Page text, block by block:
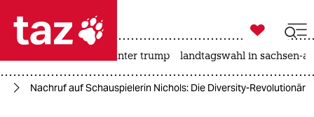
 taz zahl ich
taz zahl ich

taz zahl ich
usa unter trump landtagswahl in sachsen-
Nachruf auf Schauspielerin Nichols: Die Diversity-Revolutionärin